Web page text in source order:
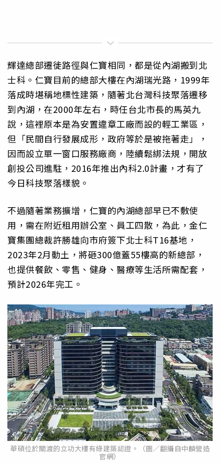
輝達總部遷徙路徑與仁寶相同，都是從內湖搬到北
士科。仁寶目前的總部大樓在內湖瑞光路，1999年
落成時堪稱地標性建築，隨著北台灣科技聚落遷移
到內湖，在2000年左右，時任台北市長的馬英九
說，這裡原本是為安置違章工廠而設的輕工業區，
但「民間自行發展成形，政府等於是被拖著走」，
因而設立單一窗口服務廠商，陸續鬆綁法規，開放
創投公司進駐，2016年推出內科2.0計畫，才有了
今日科技聚落樣貌。
不過隨著業務擴增，仁寶的內湖總部早已不敷使
用，需在附近租用辦公室、員工四散，為此，金仁
寶集團總裁許勝雄向市府簽下北士科T16基地，
2023年2月動土，將砸300億蓋55樓高的新總部，
也提供餐飲、零售、健身、醫療等生活所需配套，
預計2026年完工。
華碩位於關渡的立功大樓有綠建築認證。（圖／翻攝自中麟營造
官網）